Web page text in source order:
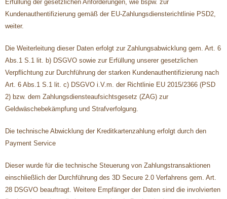
Erfüllung der gesetzlichen Anforderungen, wie bspw. zur
Kundenauthentifizierung gemäß der EU-Zahlungsdiensterichtlinie PSD2,
weiter.
Die Weiterleitung dieser Daten erfolgt zur Zahlungsabwicklung gem. Art. 6
Abs.1 S.1 lit. b) DSGVO sowie zur Erfüllung unserer gesetzlichen
Verpflichtung zur Durchführung der starken Kundenauthentifizierung nach
Art. 6 Abs.1 S.1 lit. c) DSGVO i.V.m. der Richtlinie EU 2015/2366 (PSD
2) bzw. dem Zahlungsdiensteaufsichtsgesetz (ZAG) zur
Geldwäschebekämpfung und Strafverfolgung.
Die technische Abwicklung der Kreditkartenzahlung erfolgt durch den
Payment Service
Dieser wurde für die technische Steuerung von Zahlungstransaktionen
einschließlich der Durchführung des 3D Secure 2.0 Verfahrens gem. Art.
28 DSGVO beauftragt. Weitere Empfänger der Daten sind die involvierten